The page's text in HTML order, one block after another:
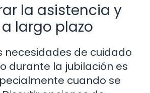
la asistencia y
largo plazo
necesidades de cuidado
durante la jubilación es
cuando se